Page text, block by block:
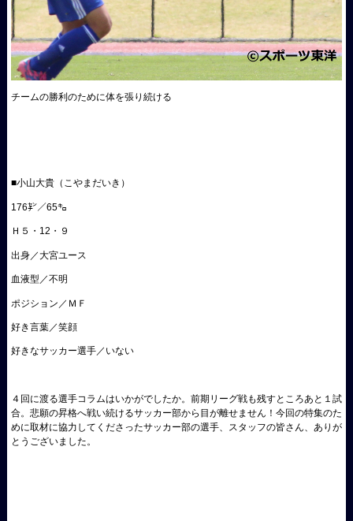
チームの勝利のために体を張り続ける
■小山大貴（こやまだいき）
176㌢／65㌔
Ｈ５・12・９
出身／大宮ユース
血液型／不明
ポジション／ＭＦ
好き言葉／笑顔
好きなサッカー選手／いない
４回に渡る選手コラムはいかがでしたか。前期リーグ戦も残すところあと１試
合。悲願の昇格へ戦い続けるサッカー部から目が離せません！今回の特集のた
めに取材に協力してくださったサッカー部の選手、スタッフの皆さん、ありが
とうございました。